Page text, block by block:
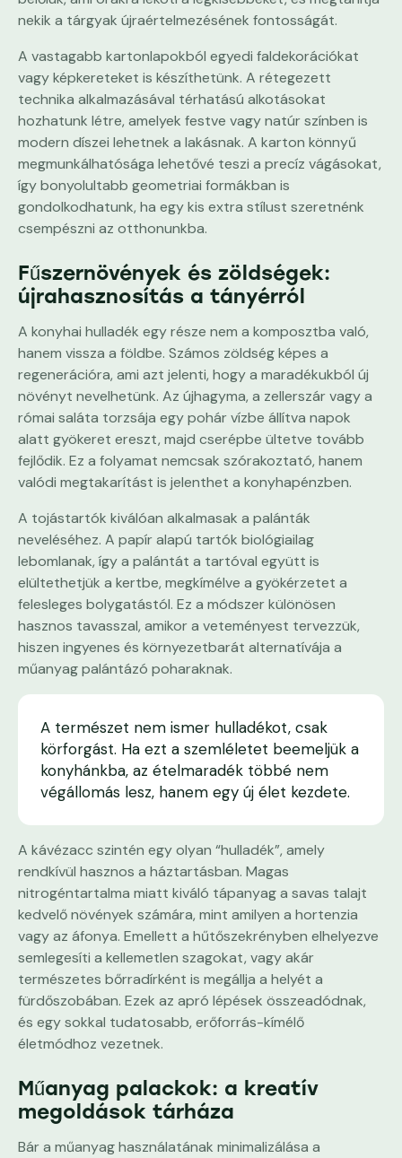
nekik a tárgyak újraértelmezésének fontosságát.
A vastagabb kartonlapokból egyedi faldekorációkat
vagy képkereteket is készíthetünk. A rétegezett
technika alkalmazásával térhatású alkotásokat
hozhatunk létre, amelyek festve vagy natúr színben is
modern díszei lehetnek a lakásnak. A karton könnyű
megmunkálhatósága lehetővé teszi a precíz vágásokat,
így bonyolultabb geometriai formákban is
gondolkodhatunk, ha egy kis extra stílust szeretnénk
csempészni az otthonunkba.
Fűszernövények és zöldségek:
újrahasznosítás a tányérról
A konyhai hulladék egy része nem a komposztba való,
hanem vissza a földbe. Számos zöldség képes a
regenerációra, ami azt jelenti, hogy a maradékukból új
növényt nevelhetünk. Az újhagyma, a zellerszár vagy a
római saláta torzsája egy pohár vízbe állítva napok
alatt gyökeret ereszt, majd cserépbe ültetve tovább
fejlődik. Ez a folyamat nemcsak szórakoztató, hanem
valódi megtakarítást is jelenthet a konyhapénzben.
A tojástartók kiválóan alkalmasak a palánták
neveléséhez. A papír alapú tartók biológiailag
lebomlanak, így a palántát a tartóval együtt is
elültethetjük a kertbe, megkímélve a gyökérzetet a
felesleges bolygatástól. Ez a módszer különösen
hasznos tavasszal, amikor a veteményest tervezzük,
hiszen ingyenes és környezetbarát alternatívája a
műanyag palántázó poharaknak.
A természet nem ismer hulladékot, csak
körforgást. Ha ezt a szemléletet beemeljük a
konyhánkba, az ételmaradék többé nem
végállomás lesz, hanem egy új élet kezdete.
A kávézacc szintén egy olyan “hulladék”, amely
rendkívül hasznos a háztartásban. Magas
nitrogéntartalma miatt kiváló tápanyag a savas talajt
kedvelő növények számára, mint amilyen a hortenzia
vagy az áfonya. Emellett a hűtőszekrényben elhelyezve
semlegesíti a kellemetlen szagokat, vagy akár
természetes bőrradírként is megállja a helyét a
fürdőszobában. Ezek az apró lépések összeadódnak,
és egy sokkal tudatosabb, erőforrás-kímélő
életmódhoz vezetnek.
Műanyag palackok: a kreatív
megoldások tárháza
Bár a műanyag használatának minimalizálása a